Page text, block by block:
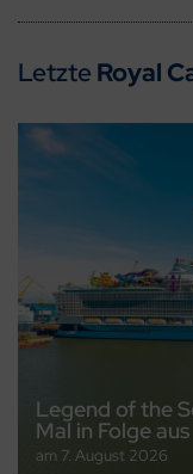
Letzte Royal
Legend of the
Mal in Folge aus
am 7. August 2026